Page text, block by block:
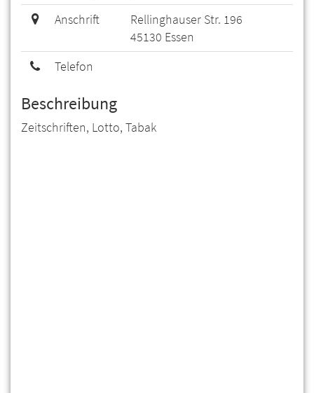
Anschrift
Rellinghauser Str. 196
45130 Essen
Telefon
Beschreibung
Zeitschriften, Lotto, Tabak